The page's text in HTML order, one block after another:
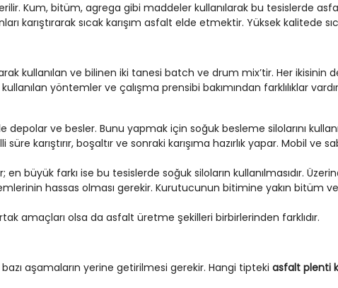
Kum, bitüm, agrega gibi maddeler kullanılarak bu tesislerde
karıştırarak sıcak karışım asfalt elde etmektir. Yüksek kalitede
kullanılan ve bilinen iki tanesi batch ve drum mix’tir. Her ikisinin
yöntemler ve çalışma prensibi bakımından farklılıklar
ve besler. Bunu yapmak için soğuk besleme silolarını
karıştırır, boşaltır ve sonraki karışıma hazırlık yapar. Mobil
büyük farkı ise bu tesislerde soğuk siloların kullanılmasıdır.
hassas olması gerekir. Kurutucunun bitimine yakın bitüm
amaçları olsa da asfalt üretme şekilleri birbirlerinden farklıdır.
aşamaların yerine getirilmesi gerekir. Hangi tipteki asfalt plenti